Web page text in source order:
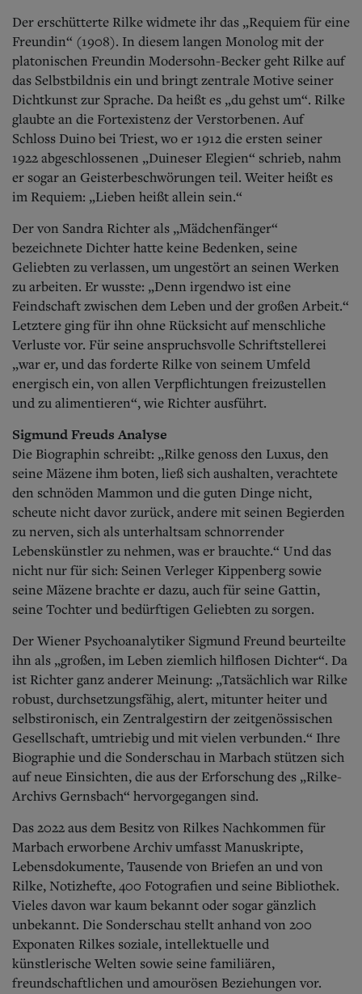
Der erschütterte Rilke widmete ihr das „Requiem für eine
Freundin“ (1908). In diesem langen Monolog mit der
platonischen Freundin Modersohn-Becker geht Rilke auf
das Selbstbildnis ein und bringt zentrale Motive seiner
Dichtkunst zur Sprache. Da heißt es „du gehst um“. Rilke
glaubte an die Fortexistenz der Verstorbenen. Auf
Schloss Duino bei Triest, wo er 1912 die ersten seiner
1922 abgeschlossenen „Duineser Elegien“ schrieb, nahm
er sogar an Geisterbeschwörungen teil. Weiter heißt es
im Requiem: „Lieben heißt allein sein.“
Der von Sandra Richter als „Mädchenfänger“
bezeichnete Dichter hatte keine Bedenken, seine
Geliebten zu verlassen, um ungestört an seinen Werken
zu arbeiten. Er wusste: „Denn irgendwo ist eine
Feindschaft zwischen dem Leben und der großen Arbeit.“
Letztere ging für ihn ohne Rücksicht auf menschliche
Verluste vor. Für seine anspruchsvolle Schriftstellerei
„war er, und das forderte Rilke von seinem Umfeld
energisch ein, von allen Verpflichtungen freizustellen
und zu alimentieren“, wie Richter ausführt.
Sigmund Freuds Analyse
Die Biographin schreibt: „Rilke genoss den Luxus, den
seine Mäzene ihm boten, ließ sich aushalten, verachtete
den schnöden Mammon und die guten Dinge nicht,
scheute nicht davor zurück, andere mit seinen Begierden
zu nerven, sich als unterhaltsam schnorrender
Lebenskünstler zu nehmen, was er brauchte.“ Und das
nicht nur für sich: Seinen Verleger Kippenberg sowie
seine Mäzene brachte er dazu, auch für seine Gattin,
seine Tochter und bedürftigen Geliebten zu sorgen.
Der Wiener Psychoanalytiker Sigmund Freund beurteilte
ihn als „großen, im Leben ziemlich hilflosen Dichter“. Da
ist Richter ganz anderer Meinung: „Tatsächlich war Rilke
robust, durchsetzungsfähig, alert, mitunter heiter und
selbstironisch, ein Zentralgestirn der zeitgenössischen
Gesellschaft, umtriebig und mit vielen verbunden.“ Ihre
Biographie und die Sonderschau in Marbach stützen sich
auf neue Einsichten, die aus der Erforschung des „Rilke-
Archivs Gernsbach“ hervorgegangen sind.
Das 2022 aus dem Besitz von Rilkes Nachkommen für
Marbach erworbene Archiv umfasst Manuskripte,
Lebensdokumente, Tausende von Briefen an und von
Rilke, Notizhefte, 400 Fotografien und seine Bibliothek.
Vieles davon war kaum bekannt oder sogar gänzlich
unbekannt. Die Sonderschau stellt anhand von 200
Exponaten Rilkes soziale, intellektuelle und
künstlerische Welten sowie seine familiären,
freundschaftlichen und amourösen Beziehungen vor.